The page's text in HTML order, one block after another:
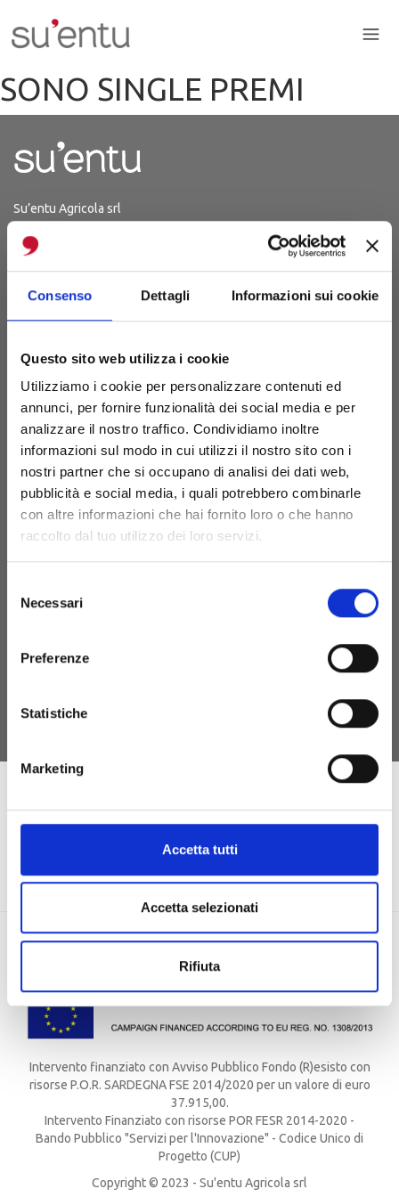
Consenso Dettagli Informazioni sui cookie
Questo sito web utilizza i cookie
Utilizziamo i cookie per personalizzare contenuti ed
annunci, per fornire funzionalità dei social media e per
analizzare il nostro traffico. Condividiamo inoltre
informazioni sul modo in cui utilizzi il nostro sito con i
nostri partner che si occupano di analisi dei dati web,
pubblicità e social media, i quali potrebbero combinarle
con altre informazioni che hai fornito loro o che hanno
raccolto dal tuo utilizzo dei loro servizi.
delNecessari
Preferenze
Statistiche
Marketing
Accetta tutti
Accetta selezionati
Rifiuta
SONO SINGLE PREMI
Su’entu Agricola srl
P.Iva 03214150926
Iscrizione 29.06.2012
(Strada Sanluri-Lunamatrona)
09025 Sanluri (CA)
Sardegna, Italia
Punto Vendita e Prenotazioni
+39 (070)7050411
visita@cantinesuentu.com
Informativa Privacy - clienti
Cookie policy
EU, Missione 4 Componente 2 CUP: J83C21000320007
Intervento finanziato con Avviso Pubblico Fondo (R)esisto con
risorse P.O.R. SARDEGNA FSE 2014/2020 per un valore di euro
37.915,00.
Intervento Finanziato con risorse POR FESR 2014-2020 -
Bando Pubblico "Servizi per l'Innovazione" - Codice Unico di
Progetto (CUP)
Copyright © 2023 - Su'entu Agricola srl